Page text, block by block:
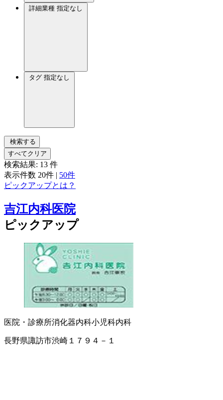
詳細業種 指定なし
タグ 指定なし
検索する
すべてクリア
検索結果: 13 件
表示件数 20件 | 50件
ピックアップとは？
吉江内科医院
ピックアップ
医院・診療所消化器内科小児科内科
長野県諏訪市渋崎１７９４－１